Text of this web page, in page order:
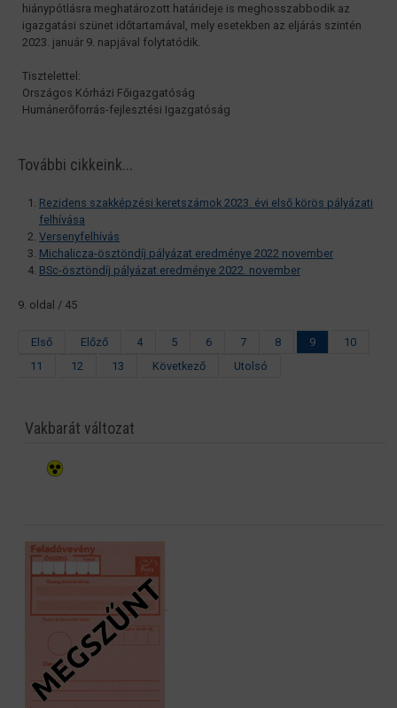
hiánypótlásra meghatározott határideje is meghosszabbodik az
igazgatási szünet időtartamával, mely esetekben az eljárás szintén
2023. január 9. napjával folytatódik.
Tisztelettel:
Országos Kórházi Főigazgatóság
Humánerőforrás-fejlesztési Igazgatóság
További cikkeink...
Rezidens szakképzési keretszámok 2023. évi első körös pályázati
felhívása
Versenyfelhívás
Michalicza-ösztöndíj pályázat eredménye 2022 november
BSc-ösztöndíj pályázat eredménye 2022. november
9. oldal / 45
Első Előző 4 5 6 7 8 9
10
11
12 13 Következő Utolsó
Vakbarát változat